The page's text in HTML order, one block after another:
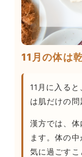
11月の体は
11月に入る
は肌だけの
漢方では、
ます。体の
気に過ごす